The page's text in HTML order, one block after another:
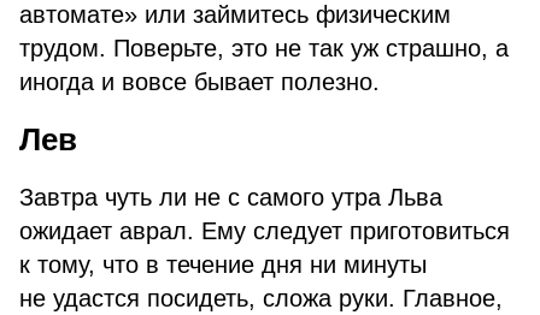
автомате» или займитесь физическим
трудом. Поверьте, это не так уж страшно, а
иногда и вовсе бывает полезно.
Лев
Завтра чуть ли не с самого утра Льва
ожидает аврал. Ему следует приготовиться
к тому, что в течение дня ни минуты
не удастся посидеть, сложа руки. Главное,